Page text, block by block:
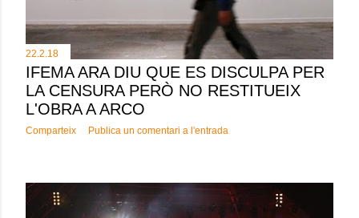
22.2.18
IFEMA ARA DIU QUE ES DISCULPA PER
LA CENSURA PERÒ NO RESTITUEIX
L'OBRA A ARCO
Comparteix Publica un comentari a l'entrada